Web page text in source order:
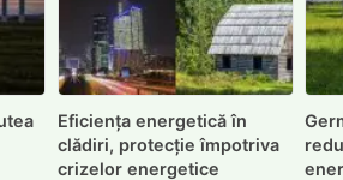
Eficiența energetică în
clădiri, protecție împotriva
crizelor energetice